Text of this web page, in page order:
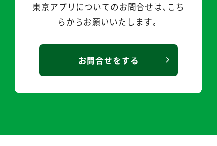
東京アプリについてのお問合せは、こち
らからお願いいたします。
お問合せをする